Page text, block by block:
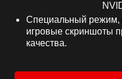
Специальный режим,
игровые скриншоты
качества.